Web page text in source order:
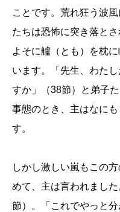
ことです。荒れ狂う波
たちは恐怖に突き落と
よそに艫（とも）を枕
います。「先生、わた
すか」（38節）と弟子
事態のとき、主はなに
す。
しかし激しい嵐もこの
めて、主は言われまし
節）。「これでやっと分